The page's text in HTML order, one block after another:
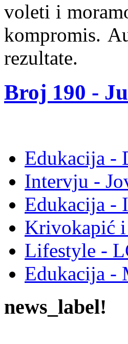
voleti i
kompromis.
rezultate.
Broj 190 -
Edukacija -
Intervju -
Edukacija -
Krivokapić i
Lifestyle -
Edukacija -
news_label!